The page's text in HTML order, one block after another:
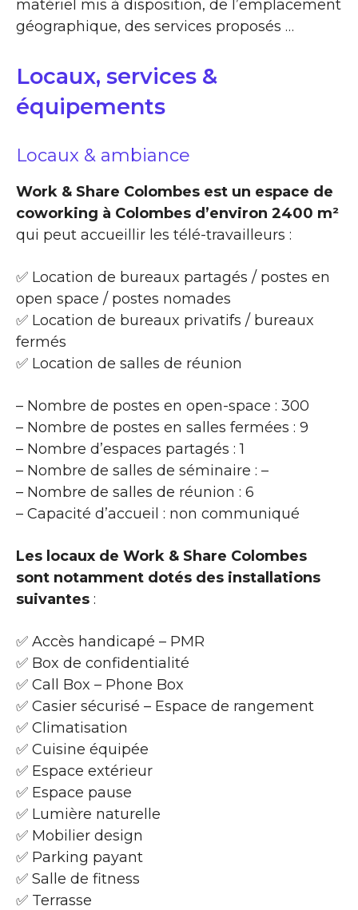
matériel mis à disposition, de l’emplacement
géographique, des services proposés …
Locaux, services &
équipements
Locaux & ambiance
Work & Share Colombes est un espace de
coworking à Colombes d’environ 2400 m²
qui peut accueillir les télé-travailleurs :
✅ Location de bureaux partagés / postes en
open space / postes nomades
✅ Location de bureaux privatifs / bureaux
fermés
✅ Location de salles de réunion
– Nombre de postes en open-space : 300
– Nombre de postes en salles fermées : 9
– Nombre d’espaces partagés : 1
– Nombre de salles de séminaire : –
– Nombre de salles de réunion : 6
– Capacité d’accueil : non communiqué
Les locaux de Work & Share Colombes
sont notamment dotés des installations
suivantes :
✅ Accès handicapé – PMR
✅ Box de confidentialité
✅ Call Box – Phone Box
✅ Casier sécurisé – Espace de rangement
✅ Climatisation
✅ Cuisine équipée
✅ Espace extérieur
✅ Espace pause
✅ Lumière naturelle
✅ Mobilier design
✅ Parking payant
✅ Salle de fitness
✅ Terrasse